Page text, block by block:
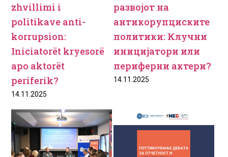
zhvillimi i
politikave anti-
korrupsion:
Iniciatorët kryesorë
apo aktorët
periferik?
14.11.2025
развојот на
антикорупциските
политики: Клучни
иницијатори или
периферни актери?
14.11.2025